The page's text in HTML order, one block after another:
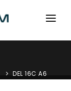
DEL 16C A6